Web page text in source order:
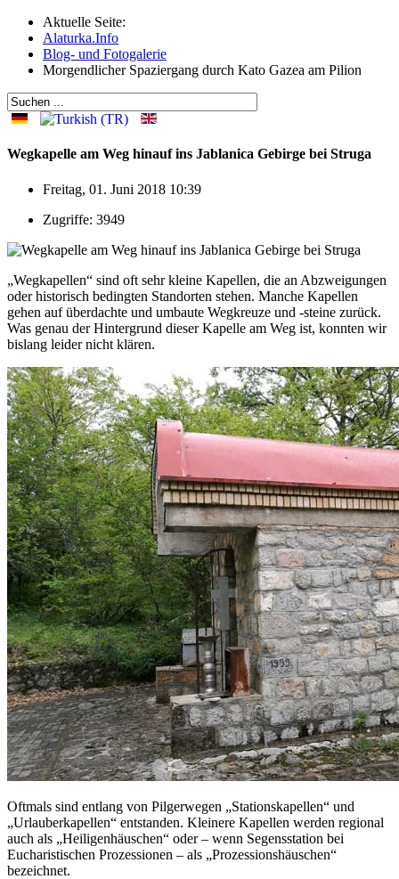
Aktuelle Seite:
Alaturka.Info
Blog- und Fotogalerie
Morgendlicher Spaziergang durch Kato Gazea am Pilion
Wegkapelle am Weg hinauf ins Jablanica Gebirge bei Struga
Freitag, 01. Juni 2018 10:39
Zugriffe: 3949
„Wegkapellen“ sind oft sehr kleine Kapellen, die an Abzweigungen
oder historisch bedingten Standorten stehen. Manche Kapellen
gehen auf überdachte und umbaute Wegkreuze und -steine zurück.
Was genau der Hintergrund dieser Kapelle am Weg ist, konnten wir
bislang leider nicht klären.
Oftmals sind entlang von Pilgerwegen „Stationskapellen“ und
„Urlauberkapellen“ entstanden. Kleinere Kapellen werden regional
auch als „Heiligenhäuschen“ oder – wenn Segensstation bei
Eucharistischen Prozessionen – als „Prozessionshäuschen“
bezeichnet.